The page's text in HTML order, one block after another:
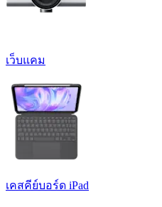
เว็บแคม
เคสคีย์บอร์ด iPad